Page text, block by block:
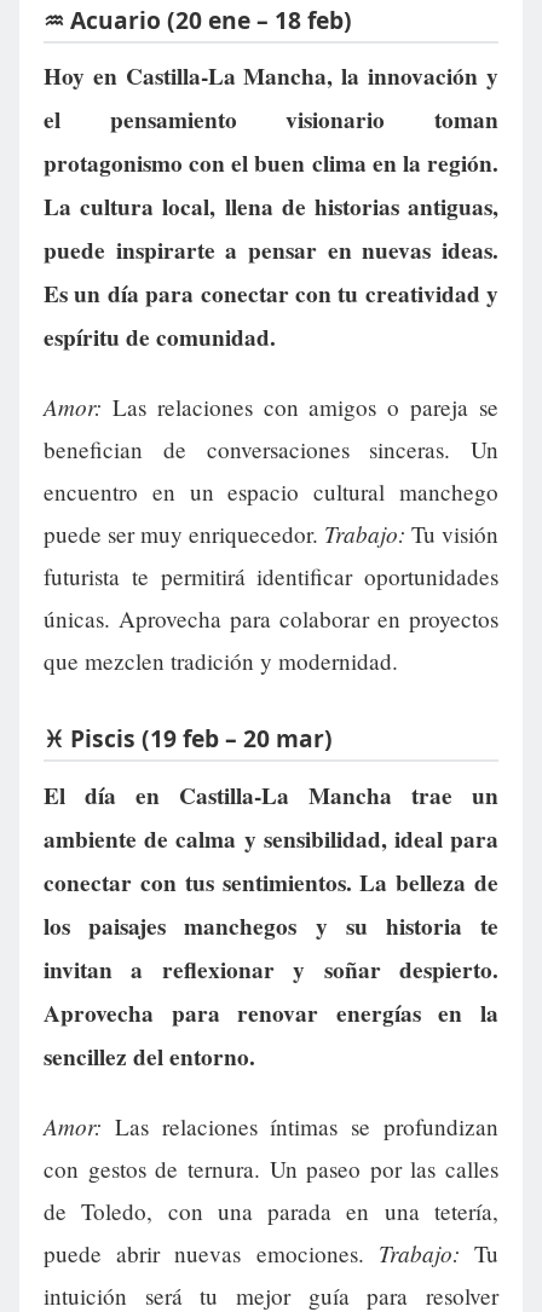
♒ Acuario (20 ene – 18 feb)
Hoy en Castilla-La Mancha, la innovación y
el pensamiento visionario toman
protagonismo con el buen clima en la región.
La cultura local, llena de historias antiguas,
puede inspirarte a pensar en nuevas ideas.
Es un día para conectar con tu creatividad y
espíritu de comunidad.
Amor: Las relaciones con amigos o pareja se
benefician de conversaciones sinceras. Un
encuentro en un espacio cultural manchego
puede ser muy enriquecedor. Trabajo: Tu visión
futurista te permitirá identificar oportunidades
únicas. Aprovecha para colaborar en proyectos
que mezclen tradición y modernidad.
♓ Piscis (19 feb – 20 mar)
El día en Castilla-La Mancha trae un
ambiente de calma y sensibilidad, ideal para
conectar con tus sentimientos. La belleza de
los paisajes manchegos y su historia te
invitan a reflexionar y soñar despierto.
Aprovecha para renovar energías en la
sencillez del entorno.
Amor: Las relaciones íntimas se profundizan
con gestos de ternura. Un paseo por las calles
de Toledo, con una parada en una tetería,
puede abrir nuevas emociones. Trabajo: Tu
intuición será tu mejor guía para resolver